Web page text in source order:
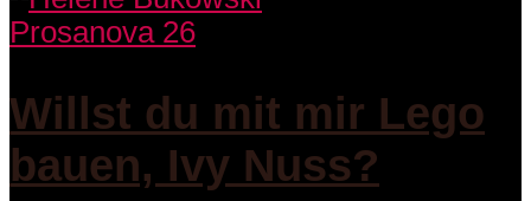
Prosanova 26
Willst du mit mir Lego
bauen, Ivy Nuss?